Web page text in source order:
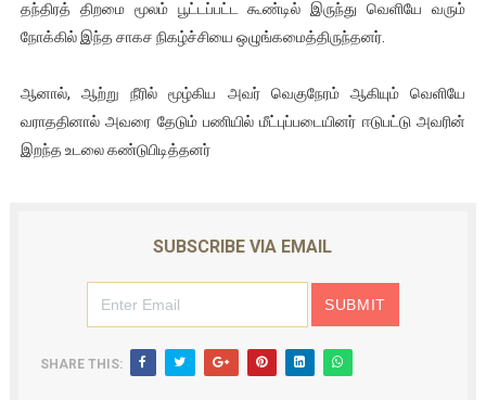
பிரபல நடிகை தூக்கிட்டு தற்கொலை!
வடிவேலுவுக்கு நீதிமன்றம் விதித்துள்ள அதிரடி உத்தரவு!
தியாகதீபம் லெப்.கேணல் திலீபன், கேணல் சங்கர் ஆகியோரின்
இளையராஜா – கமல் அவசர சந்திப்பு (படங்கள், விடியோ)
தந்திரத் திறமை மூலம் பூட்டப்பட்ட கூண்டில் இருந்து வெளியே வரும்
நோக்கில் இந்த சாகச நிகழ்ச்சியை ஒழுங்கமைத்திருந்தனர்.
ஆனால், ஆற்று நீரில் மூழ்கிய அவர் வெகுநேரம் ஆகியும் வெளியே
வராததினால் அவரை தேடும் பணியில் மீட்புப்படையினர் ஈடுபட்டு அவரின்
இறந்த உடலை கண்டுபிடித்தனர்
SUBSCRIBE VIA EMAIL
SHARE THIS: